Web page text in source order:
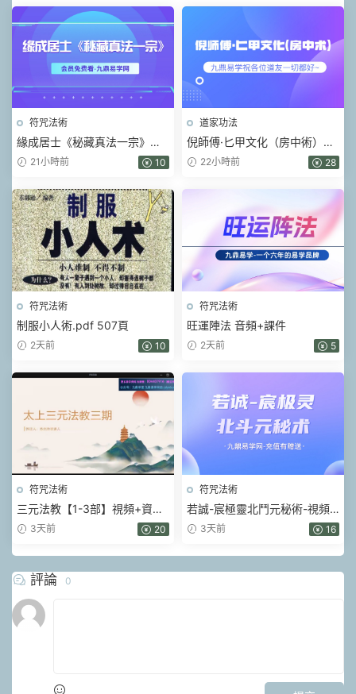
符咒法術
緣成居士《秘藏真法一宗》視
頻+課件
21小時前 10
道家功法
倪師傅·匕甲文化（房中術）視
頻+課件
22小時前 28
符咒法術
制服小人術.pdf 507頁
2天前 10
符咒法術
旺運陣法 音頻+課件
2天前 5
符咒法術
三元法教【1-3部】視頻+資料
pdf3天前 20
符咒法術
若誠-宸極靈北鬥元秘術-視頻-
文檔pdf
3天前 16
評論 0